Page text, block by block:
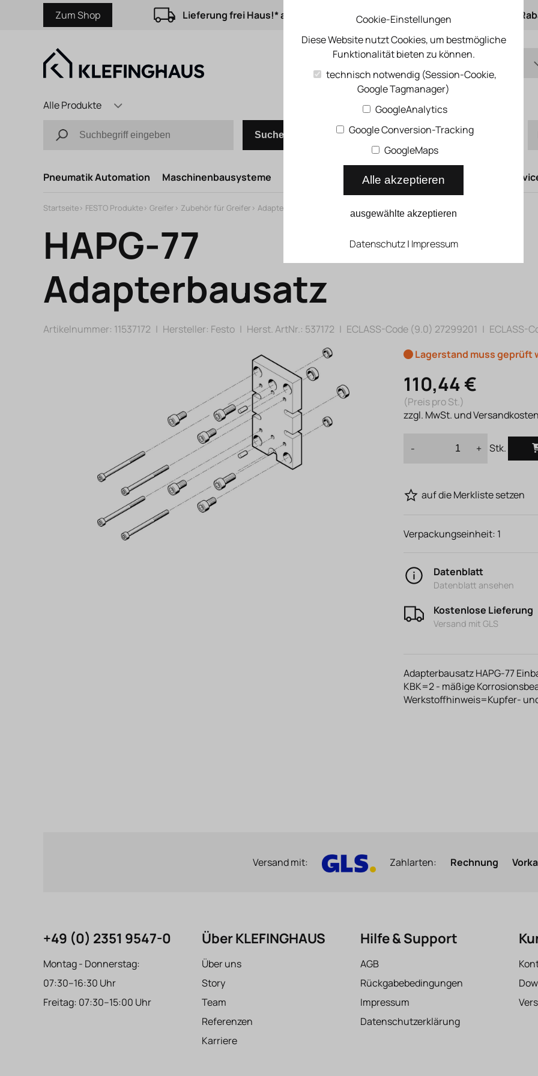
Zum Shop Lieferung frei Haus!* ab 50 € Auftragswert ab 500 € 1% Online-
Alle Produkte
Suchen
Schnellbestellung
Pneumatik Automation Maschinenbausysteme Druckluftsysteme Kompressoren
Startseite> FESTO Produkte> Greifer > Zubehör für Greifer > Adapter für Greifer DHAA_G
HAPG-77
Adapterbausatz
Artikelnummer: 11537172 | Hersteller: Festo | Herst. ArtNr.: 537172 | ECLASS-Code (9.0) 27299201 | ECLASS-
Lagerstand muss geprüft
110,44 €
(Preis pro St.)
zzgl. MwSt. und Versandkosten
- + Stk.
auf die Merkliste setzen
Verpackungseinheit: 1
Datenblatt
Datenblatt ansehen
Kostenlose Lieferung
Versand mit GLS
Adapterbausatz HAPG-77
KBK=2 - mäßige
Werkstoffhinweis=Kupfer-
Versand mit: Zahlarten: Rechnung
+49 (0) 2351 9547-0
Montag - Donnerstag:
07:30–16:30 Uhr
Freitag: 07:30–15:00 Uhr
Über KLEFINGHAUS
Über uns
Story
Team
Referenzen
Karriere
Hilfe & Support
AGB
Rückgabebedingungen
Impressum
Datenschutzerklärung
Cookie-Einstellungen
Diese Website nutzt Cookies, um bestmögliche
Funktionalität bieten zu können.
technisch notwendig (Session-Cookie,
Google Tagmanager)
GoogleAnalytics
Google Conversion-Tracking
GoogleMaps
Alle akzeptieren
ausgewählte akzeptieren
Datenschutz| Impressum